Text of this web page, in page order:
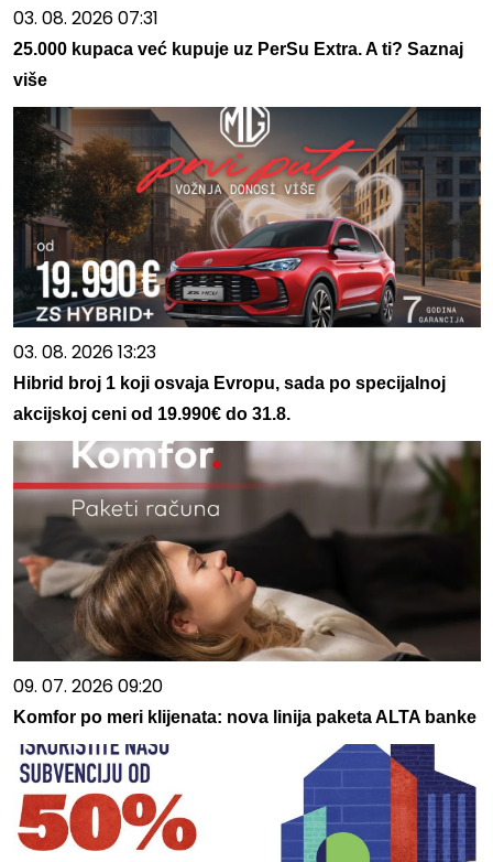
03. 08. 2026 07:31
25.000 kupaca već kupuje uz PerSu Extra. A ti? Saznaj
više
03. 08. 2026 13:23
Hibrid broj 1 koji osvaja Evropu, sada po specijalnoj
akcijskoj ceni od 19.990€ do 31.8.
09. 07. 2026 09:20
Komfor po meri klijenata: nova linija paketa ALTA banke